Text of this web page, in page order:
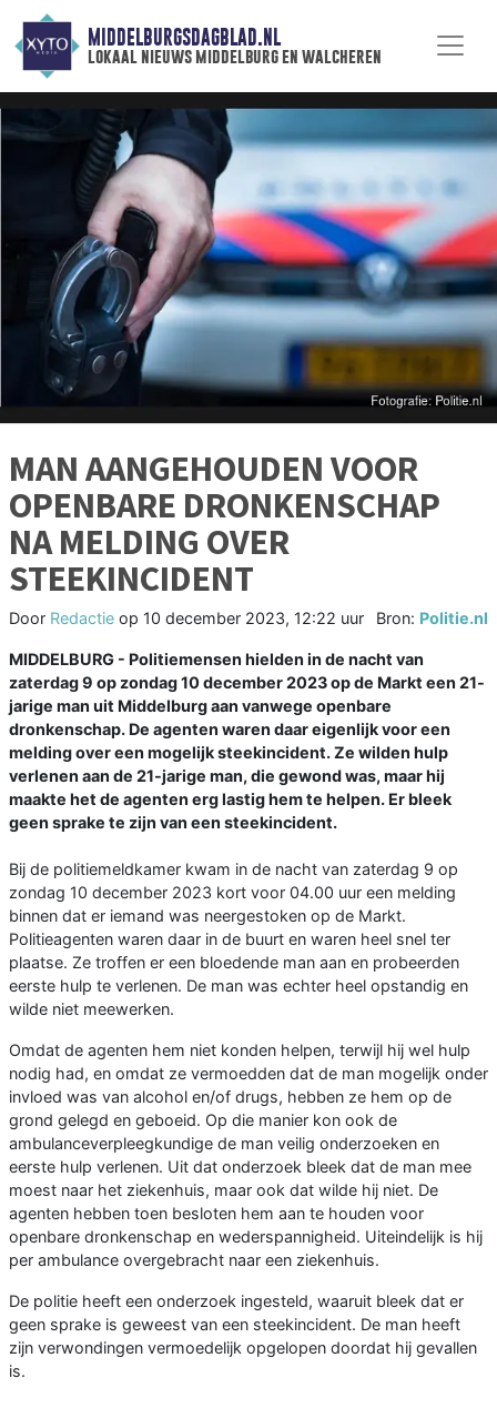
MIDDELBURGSDAGBLAD.NL
lokaal nieuws middelburg en walcheren
MAN AANGEHOUDEN VOOR
OPENBARE DRONKENSCHAP
NA MELDING OVER
STEEKINCIDENT
Door Redactie op 10 december 2023, 12:22 uur Bron: Politie.nl
MIDDELBURG - Politiemensen hielden in de nacht van
zaterdag 9 op zondag 10 december 2023 op de Markt een 21-
jarige man uit Middelburg aan vanwege openbare
dronkenschap. De agenten waren daar eigenlijk voor een
melding over een mogelijk steekincident. Ze wilden hulp
verlenen aan de 21-jarige man, die gewond was, maar hij
maakte het de agenten erg lastig hem te helpen. Er bleek
geen sprake te zijn van een steekincident.
Bij de politiemeldkamer kwam in de nacht van zaterdag 9 op
zondag 10 december 2023 kort voor 04.00 uur een melding
binnen dat er iemand was neergestoken op de Markt.
Politieagenten waren daar in de buurt en waren heel snel ter
plaatse. Ze troffen er een bloedende man aan en probeerden
eerste hulp te verlenen. De man was echter heel opstandig en
wilde niet meewerken.
Omdat de agenten hem niet konden helpen, terwijl hij wel hulp
nodig had, en omdat ze vermoedden dat de man mogelijk onder
invloed was van alcohol en/of drugs, hebben ze hem op de
grond gelegd en geboeid. Op die manier kon ook de
ambulanceverpleegkundige de man veilig onderzoeken en
eerste hulp verlenen. Uit dat onderzoek bleek dat de man mee
moest naar het ziekenhuis, maar ook dat wilde hij niet. De
agenten hebben toen besloten hem aan te houden voor
openbare dronkenschap en wederspannigheid. Uiteindelijk is hij
per ambulance overgebracht naar een ziekenhuis.
De politie heeft een onderzoek ingesteld, waaruit bleek dat er
geen sprake is geweest van een steekincident. De man heeft
zijn verwondingen vermoedelijk opgelopen doordat hij gevallen
is.